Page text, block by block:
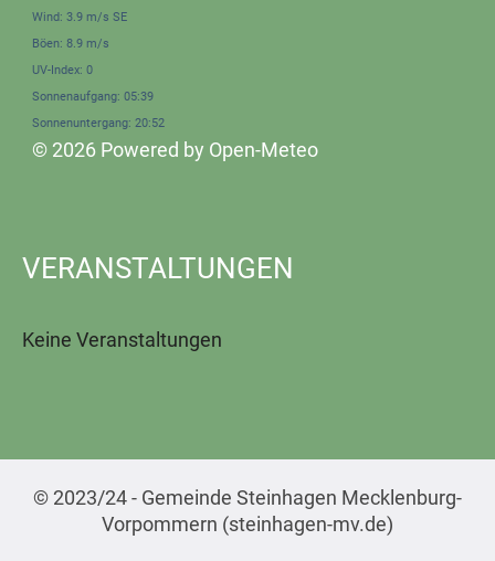
Wind: 3.9 m/s SE
Böen: 8.9 m/s
UV-Index: 0
Sonnenaufgang: 05:39
Sonnenuntergang: 20:52
© 2026 Powered by Open-Meteo
VERANSTALTUNGEN
Keine Veranstaltungen
© 2023/24 - Gemeinde Steinhagen Mecklenburg-
Vorpommern (steinhagen-mv.de)